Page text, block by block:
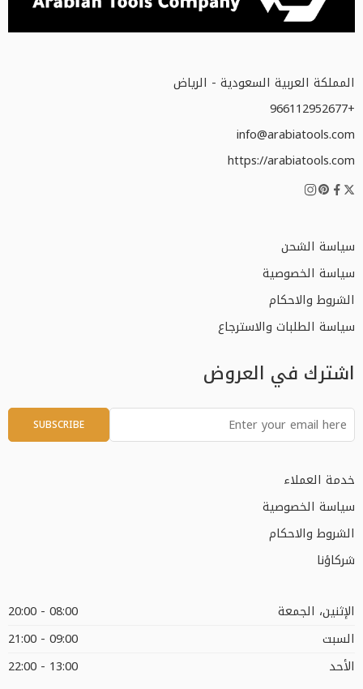
المملكة العربية السعودية - الرياض
+966112952677
info@arabiatools.com
https://arabiatools.com
سياسة الشحن
سياسة الخصوصية
الشروط والاحكام
سياسة الطلبات والاسترجاع
اشترك في العروض
خدمة العملاء
سياسة الخصوصية
الشروط والاحكام
شركاؤنا
الإثنين، الجمعة
08:00 - 20:00
السبت
09:00 - 21:00
الأحد
13:00 - 22:00